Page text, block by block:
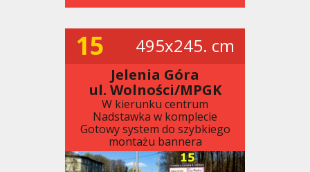
15 495x245. cm
Jelenia Góra
ul. Wolności/MPGK
W kierunku centrum
Nadstawka w komplecie
Gotowy system do szybkiego
montażu bannera